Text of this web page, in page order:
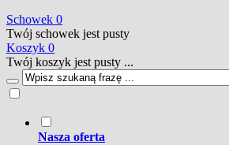
Schowek 0
Twój schowek jest pusty
Koszyk 0
Twój koszyk jest pusty ...
Nasza oferta